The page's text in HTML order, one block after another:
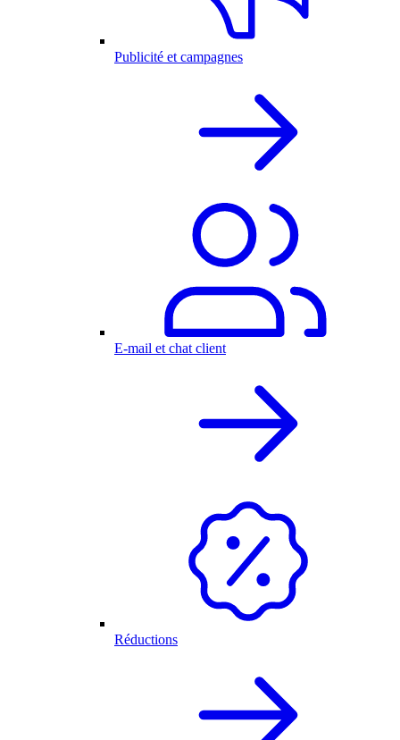
Publicité et campagnes
E-mail et chat client
Réductions